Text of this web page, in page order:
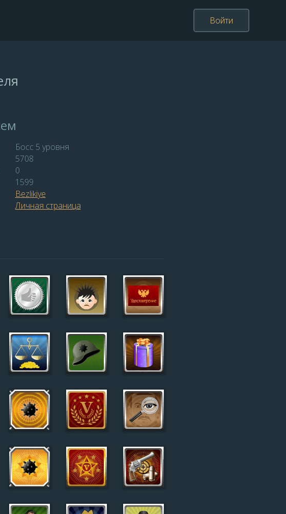
Войти
Босс 5 уровня
5708
0
1599
Bezlikiye
Личная страница